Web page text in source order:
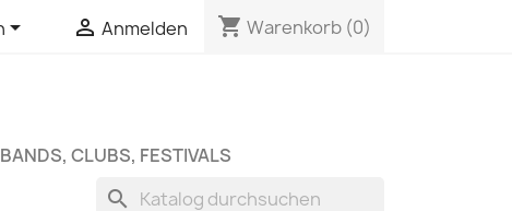
  Anmelden shopping_cart Warenkorb (0)
BANDS, CLUBS, FESTIVALS
search